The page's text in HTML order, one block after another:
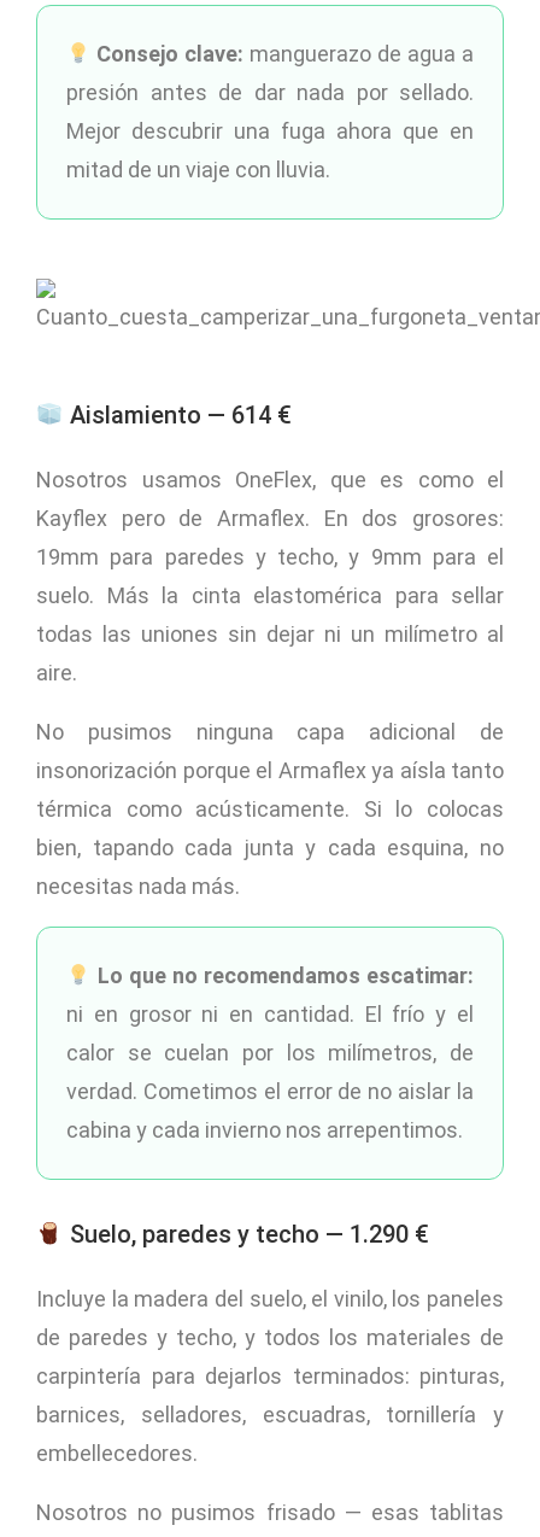
Consejo clave: manguerazo de agua a
presión antes de dar nada por sellado.
Mejor descubrir una fuga ahora que en
mitad de un viaje con lluvia.
Aislamiento — 614 €
Nosotros usamos OneFlex, que es como el
Kayflex pero de Armaflex. En dos grosores:
19mm para paredes y techo, y 9mm para el
suelo. Más la cinta elastomérica para sellar
todas las uniones sin dejar ni un milímetro al
aire.
No pusimos ninguna capa adicional de
insonorización porque el Armaflex ya aísla tanto
térmica como acústicamente. Si lo colocas
bien, tapando cada junta y cada esquina, no
necesitas nada más.
Lo que no recomendamos escatimar:
ni en grosor ni en cantidad. El frío y el
calor se cuelan por los milímetros, de
verdad. Cometimos el error de no aislar la
cabina y cada invierno nos arrepentimos.
Suelo, paredes y techo — 1.290 €
Incluye la madera del suelo, el vinilo, los paneles
de paredes y techo, y todos los materiales de
carpintería para dejarlos terminados: pinturas,
barnices, selladores, escuadras, tornillería y
embellecedores.
Nosotros no pusimos frisado — esas tablitas